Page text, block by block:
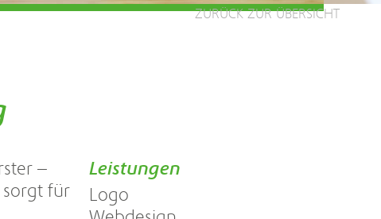
ZURÜCK ZUR ÜBERSICHT
–
für
Leistungen
Logo